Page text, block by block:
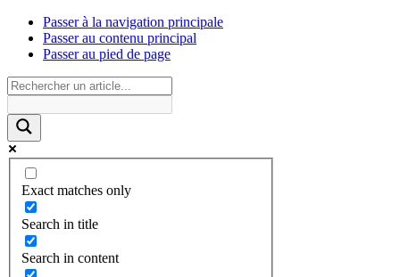
Passer à la navigation principale
Passer au contenu principal
Passer au pied de page
Exact matches only
Search in title
Search in content